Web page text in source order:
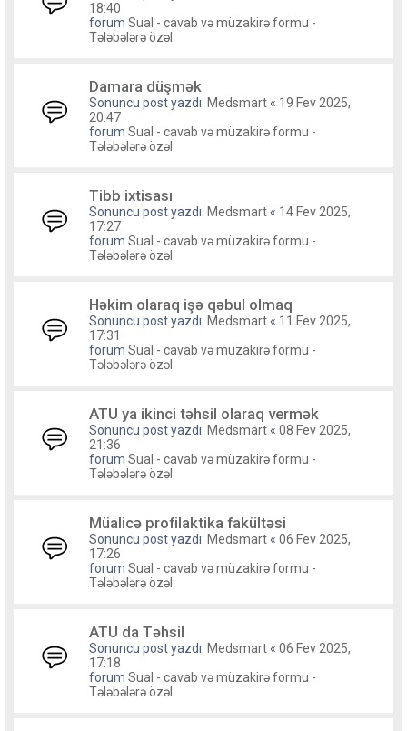
18:40
forum Sual - cavab və müzakirə formu -
Tələbələrə özəl
Damara düşmək
Sonuncu post yazdı: Medsmart « 19 Fev 2025,
20:47
forum Sual - cavab və müzakirə formu -
Tələbələrə özəl
Tibb ixtisası
Sonuncu post yazdı: Medsmart « 14 Fev 2025,
17:27
forum Sual - cavab və müzakirə formu -
Tələbələrə özəl
Həkim olaraq işə qəbul olmaq
Sonuncu post yazdı: Medsmart « 11 Fev 2025,
17:31
forum Sual - cavab və müzakirə formu -
Tələbələrə özəl
ATU ya ikinci təhsil olaraq vermək
Sonuncu post yazdı: Medsmart « 08 Fev 2025,
21:36
forum Sual - cavab və müzakirə formu -
Tələbələrə özəl
Müalicə profilaktika fakültəsi
Sonuncu post yazdı: Medsmart « 06 Fev 2025,
17:26
forum Sual - cavab və müzakirə formu -
Tələbələrə özəl
ATU da Təhsil
Sonuncu post yazdı: Medsmart « 06 Fev 2025,
17:18
forum Sual - cavab və müzakirə formu -
Tələbələrə özəl